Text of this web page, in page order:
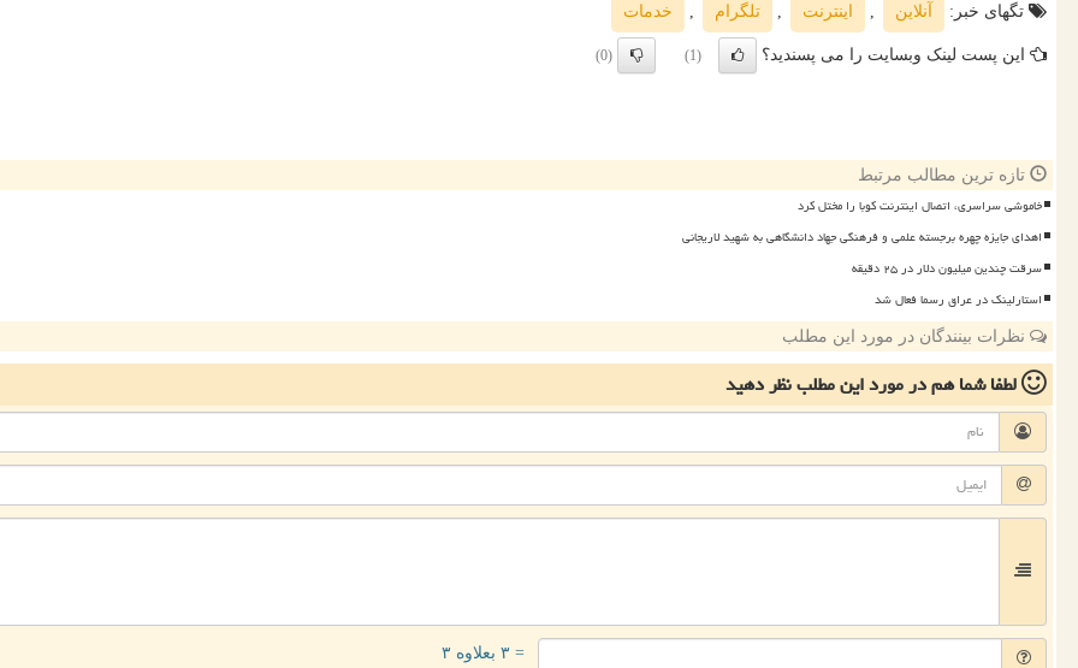
تگهای خبر:
آنلاین اینترنت تلگرام خدمات
این پست لینک وبسایت را می پسندید؟ (1)
(0)
تازه ترین مطالب مرتبط
خاموشی سراسری، اتصال اینترنت کوبا را مختل کرد
اهدای جایزه چهره برجسته علمی و فرهنگی جهاد دانشگاهی به شهید لاریجانی
سرقت چندین میلیون دلار در ۲۵ دقیقه
استارلینک در عراق رسما فعال شد
نظرات بینندگان در مورد این مطلب
لطفا شما همدر مورد این مطلبنظر دهید
= ۳ بعلاوه ۳